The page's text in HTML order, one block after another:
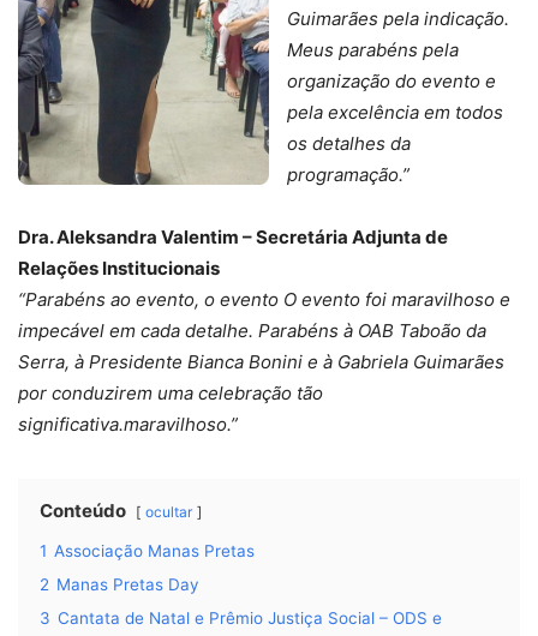
Guimarães pela indicação.
Meus parabéns pela
organização do evento e
pela excelência em todos
os detalhes da
programação.”
Dra. Aleksandra Valentim – Secretária Adjunta de
Relações Institucionais
“Parabéns ao evento, o evento O evento foi maravilhoso e
impecável em cada detalhe. Parabéns à OAB Taboão da
Serra, à Presidente Bianca Bonini e à Gabriela Guimarães
por conduzirem uma celebração tão
significativa.maravilhoso.”
Conteúdo ocultar
1 Associação Manas Pretas
2 Manas Pretas Day
3 Cantata de Natal e Prêmio Justiça Social – ODS e